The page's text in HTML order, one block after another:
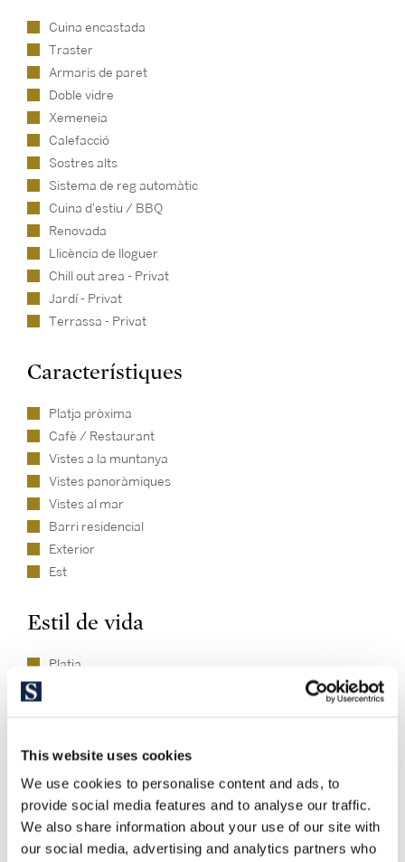
This website uses cookies
We use cookies to personalise content and ads, to
provide social media features and to analyse our traffic.
We also share information about your use of our site with
our social media, advertising and analytics partners who
Cuina encastada
Traster
Armaris de paret
Doble vidre
Xemeneia
Calefacció
Sostres alts
Sistema de reg automàtic
Cuina d'estiu / BBQ
Renovada
Llicència de lloguer
Chill out area - Privat
Jardí - Privat
Terrassa - Privat
Característiques
Platja pròxima
Cafè / Restaurant
Vistes a la muntanya
Vistes panoràmiques
Vistes al mar
Barri residencial
Exterior
Est
Estil de vida
Platja
Explori altres propietats similars